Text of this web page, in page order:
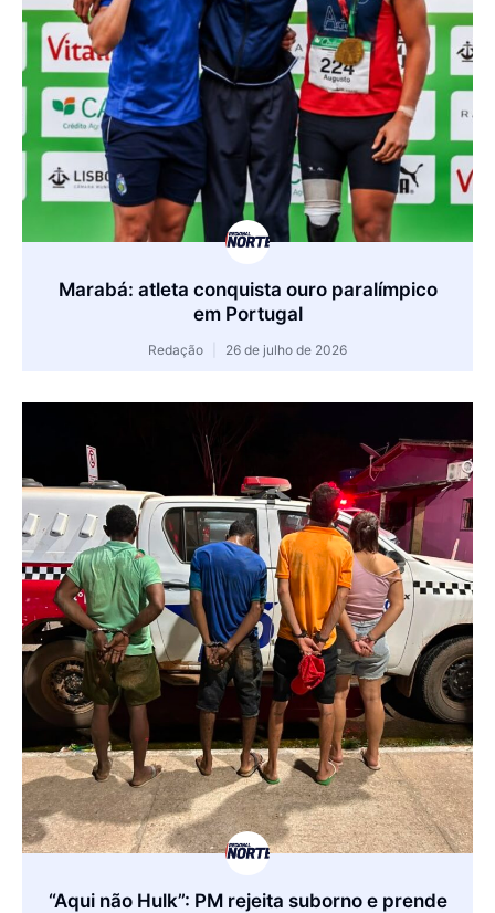
Marabá: atleta conquista ouro paralímpico
em Portugal
Redação 26 de julho de 2026
“Aqui não Hulk”: PM rejeita suborno e prende